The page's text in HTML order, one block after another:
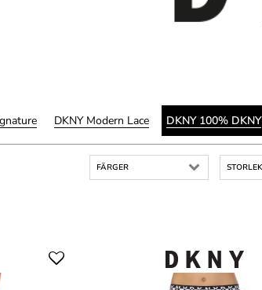
DKNY Modern Lace DKNY 100% DKNY
FÄRGER STORLEK